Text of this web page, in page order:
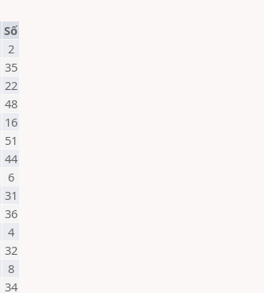
Số
2
35
22
48
16
51
44
6
31
36
4
32
8
34